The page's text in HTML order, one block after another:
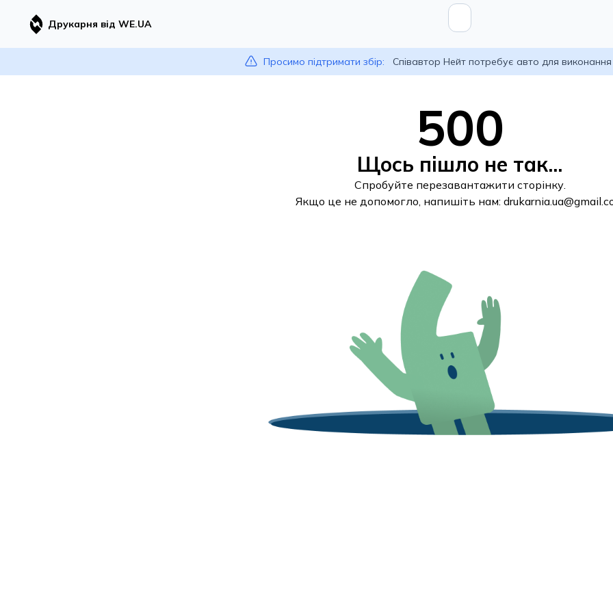
Друкарня від WE.UA
Просимо підтримати збір: Співавтор Нейт потребує авто для
500
Щось пішло не так...
Спробуйте перезавантажити сторінку.
Якщо це не допомогло, напишіть нам: